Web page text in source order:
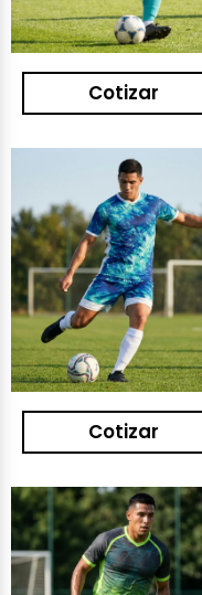
Cotizar
Cotizar